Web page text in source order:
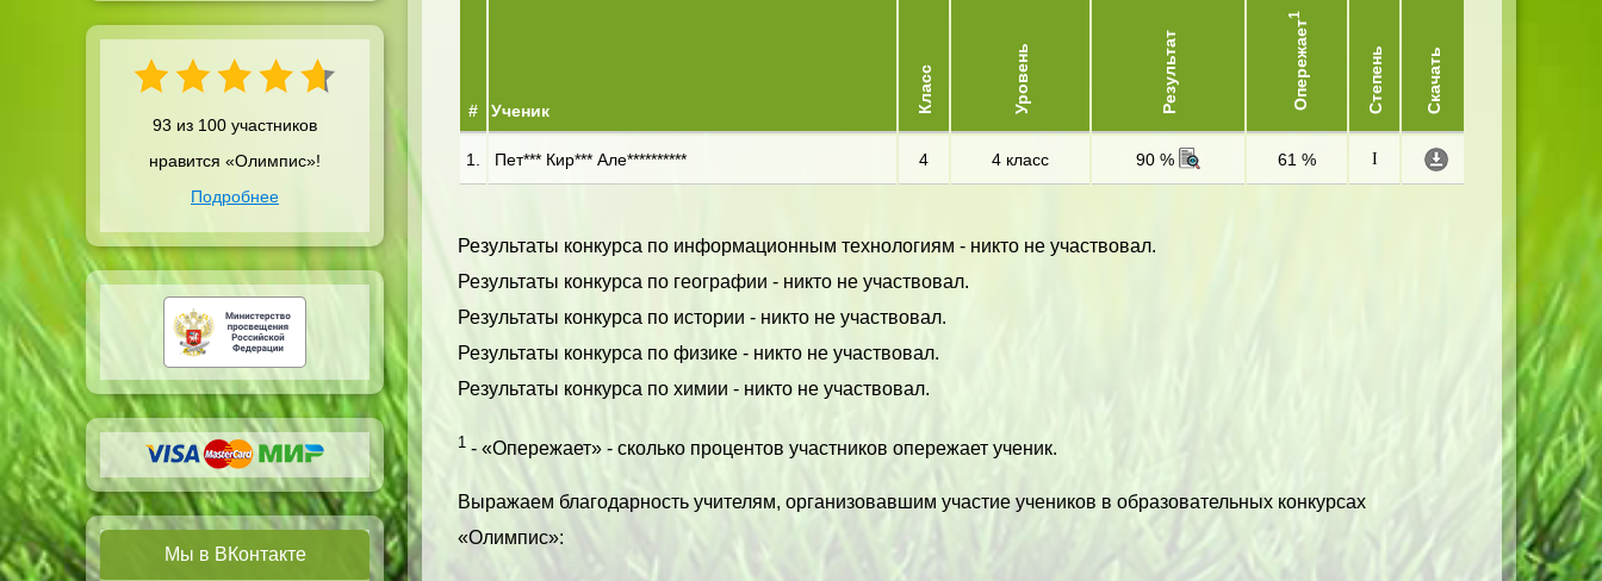
93 из 100 участников
нравится «Олимпис»!
Подробнее
Мы в ВКонтакте
# Ученик Класс Уровень Результат Опережает
1
Степень Скачать
1. Пет*** Кир*** Але********** 4 4 класс 90 % 61 % I
Результаты конкурса по информационным технологиям - никто не участвовал.
Результаты конкурса по географии - никто не участвовал.
Результаты конкурса по истории - никто не участвовал.
Результаты конкурса по физике - никто не участвовал.
Результаты конкурса по химии - никто не участвовал.
1 - «Опережает» - сколько процентов участников опережает ученик.
Выражаем благодарность учителям, организовавшим участие учеников в образовательных конкурсах
«Олимпис»: